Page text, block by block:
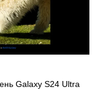
Galaxy S24 Ultra